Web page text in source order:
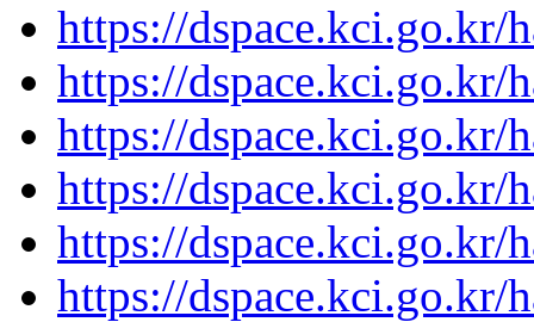
https://dspace.kci.go.kr/
https://dspace.kci.go.kr/
https://dspace.kci.go.kr/
https://dspace.kci.go.kr/
https://dspace.kci.go.kr/
https://dspace.kci.go.kr/